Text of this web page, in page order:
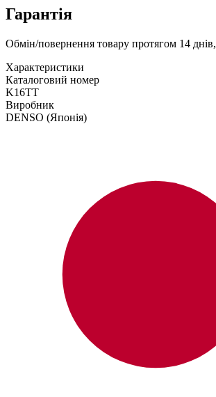
Гарантія
Обмін/повернення товару протягом 14 днів,
Характеристики
Каталоговий номер
K16TT
Виробник
DENSO (Японія)